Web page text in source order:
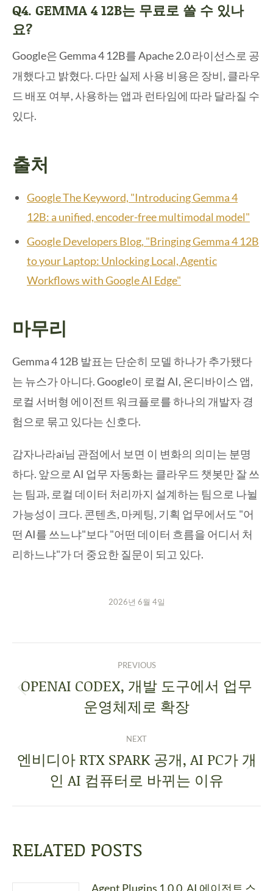
Q4. GEMMA 4 12B는 무료로 쓸 수 있나
요?
Google은 Gemma 4 12B를 Apache 2.0 라이선스로 공
개했다고 밝혔다. 다만 실제 사용 비용은 장비, 클라우
드 배포 여부, 사용하는 앱과 런타임에 따라 달라질 수
있다.
출처
Google The Keyword, "Introducing Gemma 4
12B: a unified, encoder-free multimodal model"
Google Developers Blog, "Bringing Gemma 4 12B
to your Laptop: Unlocking Local, Agentic
Workflows with Google AI Edge"
마무리
Gemma 4 12B 발표는 단순히 모델 하나가 추가됐다
는 뉴스가 아니다. Google이 로컬 AI, 온디바이스 앱,
로컬 서버형 에이전트 워크플로를 하나의 개발자 경
험으로 묶고 있다는 신호다.
감자나라ai님 관점에서 보면 이 변화의 의미는 분명
하다. 앞으로 AI 업무 자동화는 클라우드 챗봇만 잘 쓰
는 팀과, 로컬 데이터 처리까지 설계하는 팀으로 나뉠
가능성이 크다. 콘텐츠, 마케팅, 기획 업무에서도 "어
떤 AI를 쓰느냐"보다 "어떤 데이터 흐름을 어디서 처
리하느냐"가 더 중요한 질문이 되고 있다.
2026년 6월 4일
PREVIOUS
OPENAI CODEX, 개발 도구에서 업무
운영체제로 확장
NEXT
엔비디아 RTX SPARK 공개, AI PC가 개
인 AI 컴퓨터로 바뀌는 이유
RELATED POSTS
Agent Plugins 1.0.0, AI 에이전트 스